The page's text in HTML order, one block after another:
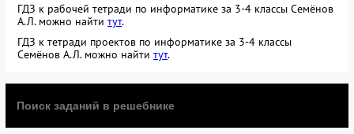
ГДЗ к рабочей тетради по информатике за 3-4 классы Семёнов
А.Л. можно найти тут.
ГДЗ к тетради проектов по информатике за 3-4 классы
Семёнов А.Л. можно найти тут.